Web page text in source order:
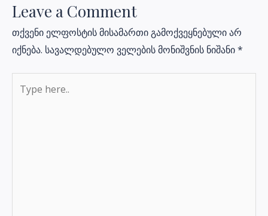
Leave a Comment
თქვენი ელფოსტის მისამართი გამოქვეყნებული არ
იქნება. სავალდებულო ველების მონიშვნის ნიშანი*
here..